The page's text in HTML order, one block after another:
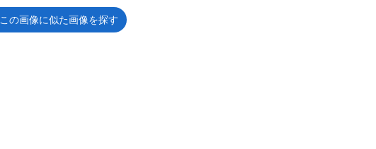
この画像に似た画像を探す